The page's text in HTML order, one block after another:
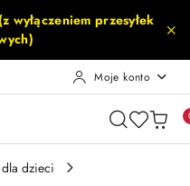
wyłączeniem przesyłek
Moje konto
dla dzieci